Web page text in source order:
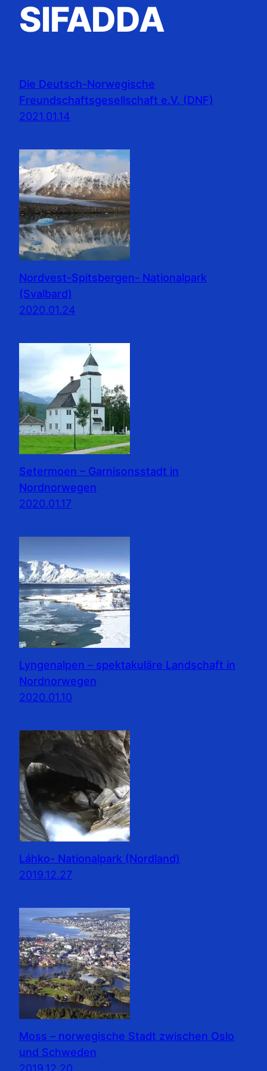
SIFADDA
Die Deutsch-Norwegische
Freundschaftsgesellschaft e.V. (DNF)
2021.01.14
Nordvest-Spitsbergen- Nationalpark
(Svalbard)
2020.01.24
Setermoen – Garnisonsstadt in
Nordnorwegen
2020.01.17
Lyngenalpen – spektakuläre Landschaft in
Nordnorwegen
2020.01.10
Láhko- Nationalpark (Nordland)
2019.12.27
Moss – norwegische Stadt zwischen Oslo
und Schweden